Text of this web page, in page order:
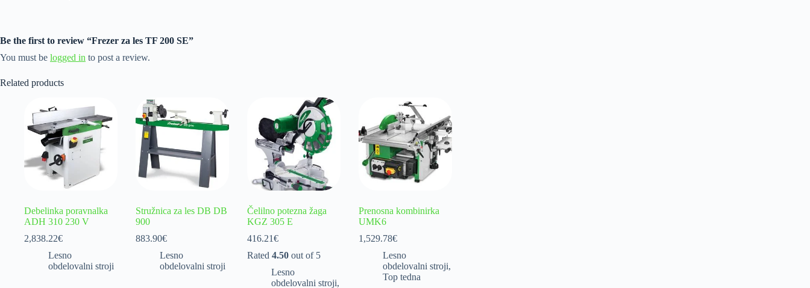
Be the first to review “Frezer za les TF 200 SE”
You must be logged in to post a review.
Related products
Debelinka poravnalka
ADH 310 230 V
2,838.22€
Lesno
obdelovalni stroji
Stružnica za les DB DB
900
883.90€
Lesno
obdelovalni stroji
Čelilno potezna žaga
KGZ 305 E
416.21€
Rated 4.50 out of 5
Lesno
obdelovalni stroji,
Prenosna kombinirka
UMK6
1,529.78€
Lesno
obdelovalni stroji,
Top tedna